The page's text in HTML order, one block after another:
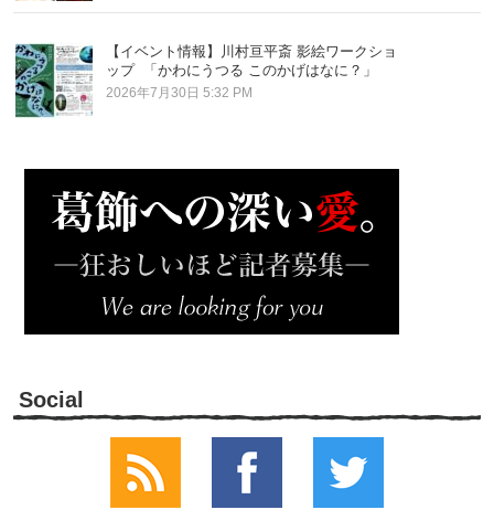
【イベント情報】川村亘平斎 影絵ワークショ
ップ 「かわにうつる このかげはなに？」
2026年7月30日 5:32 PM
Social